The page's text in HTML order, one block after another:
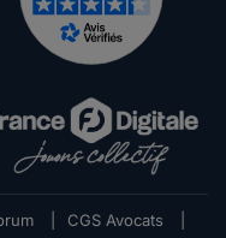
CGS Avocats